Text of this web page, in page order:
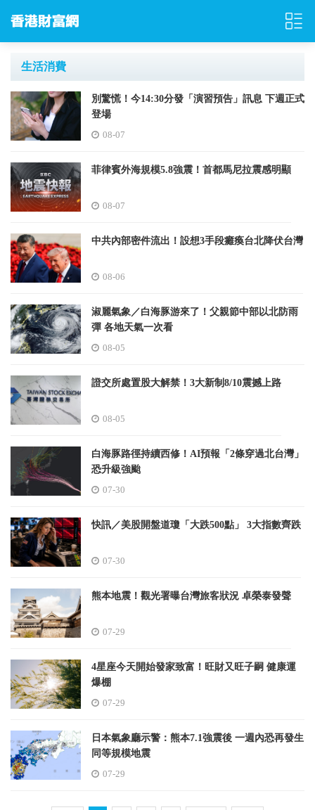
生活消費
別驚慌！今14:30分發「演習預告」訊息 下週正式
登場
08-07
菲律賓外海規模5.8強震！首都馬尼拉震感明顯
08-07
中共內部密件流出！設想3手段癱瘓台北降伏台灣
08-06
淑麗氣象／白海豚游來了！父親節中部以北防雨
彈 各地天氣一次看
08-05
證交所處置股大解禁！3大新制8/10震撼上路
08-05
白海豚路徑持續西修！AI預報「2條穿過北台灣」
恐升級強颱
07-30
快訊／美股開盤道瓊「大跌500點」 3大指數齊跌
07-30
熊本地震！觀光署曝台灣旅客狀況 卓榮泰發聲
07-29
4星座今天開始發家致富！旺財又旺子嗣 健康運
爆棚
07-29
日本氣象廳示警：熊本7.1強震後 一週內恐再發生
同等規模地震
07-29